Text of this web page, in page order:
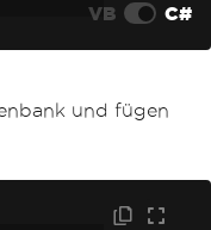
VB C#
und fügen